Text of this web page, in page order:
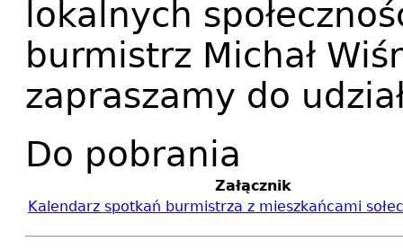
lokalnych
burmistrz Michał
zapraszamy do
Do pobrania
Załącznik
Kalendarz spotkań burmistrza z mieszkańcami